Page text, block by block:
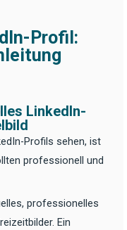
Profil:
LinkedIn-
Profils sehen, ist
professionell und
professionelles
Ein